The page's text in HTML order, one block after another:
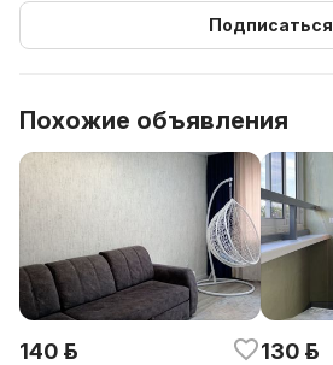
Подписаться
Похожие объявления
140 р. 130 р.